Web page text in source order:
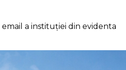
a instituției din evidenta